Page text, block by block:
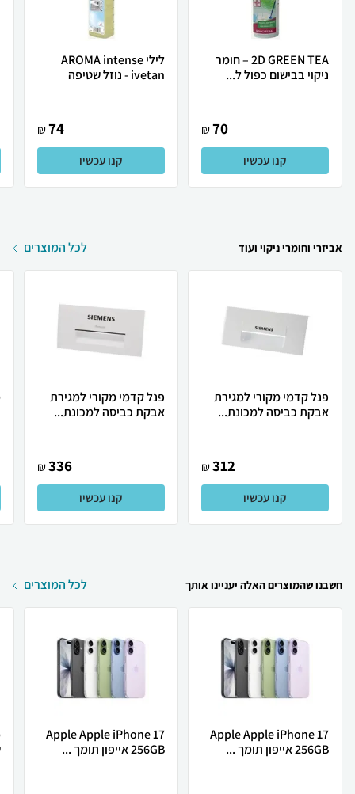
2D GREEN TEA – חומר
ניקוי בבישום כפול ל...
70
₪
קנו עכשיו
לילי AROMA intense
ivetan - נוזל שטיפה
74
₪
קנו עכשיו
אביזרי וחומרי ניקוי ועוד לכל המוצרים
פנל קדמי מקורי למגירת
אבקת כביסה למכונת...
312
₪
קנו עכשיו
פנל קדמי מקורי למגירת
אבקת כביסה למכונת...
336
₪
קנו עכשיו
חשבנו שהמוצרים האלה יעניינו אותך לכל המוצרים
Apple Apple iPhone 17
256GB אייפון תומך ...
Apple Apple iPhone 17
256GB אייפון תומך ...